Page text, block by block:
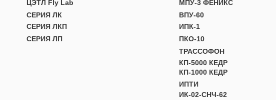
ЦЭТЛ Fly Lab
СЕРИЯ ЛК
СЕРИЯ ЛКП
СЕРИЯ ЛП
МПУ-3 ФЕНИКС
ВПУ-60
ИПК-1
ПКО-10
ТРАССОФОН
КП-5000 КЕДР
КП-1000 КЕДР
ИПТИ
ИК-02-СНЧ-62